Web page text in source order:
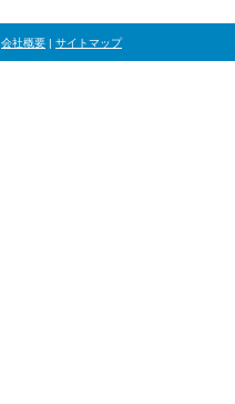
会社概要 | サイトマップ